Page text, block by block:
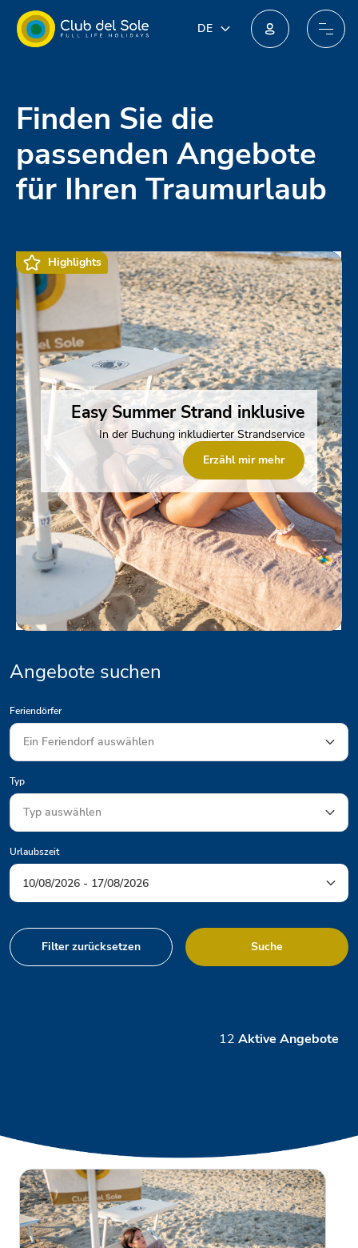
DE
PL
Finden Sie die
passenden Angebote
für Ihren Traumurlaub
Highlights
Easy Summer Strand inklusive
In der Buchung inkludierter Strandservice
Erzähl mir mehr
Angebote suchen
Feriendörfer
Typ
Urlaubszeit
Filter zurücksetzen Suche
12 Aktive Angebote